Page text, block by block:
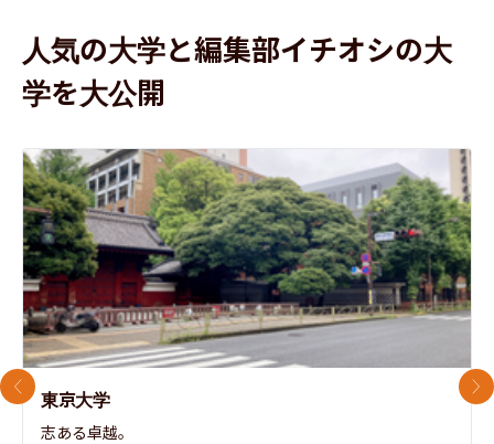
人気の大学と編集部イチオシの大
学を大公開
東京大学
志ある卓越。
前のスライド 次